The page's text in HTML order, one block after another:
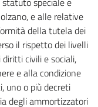
e alle relative
della tutela dei
il rispetto dei livelli
civili e sociali,
e alla condizione
uno o più decreti
degli ammortizzatori